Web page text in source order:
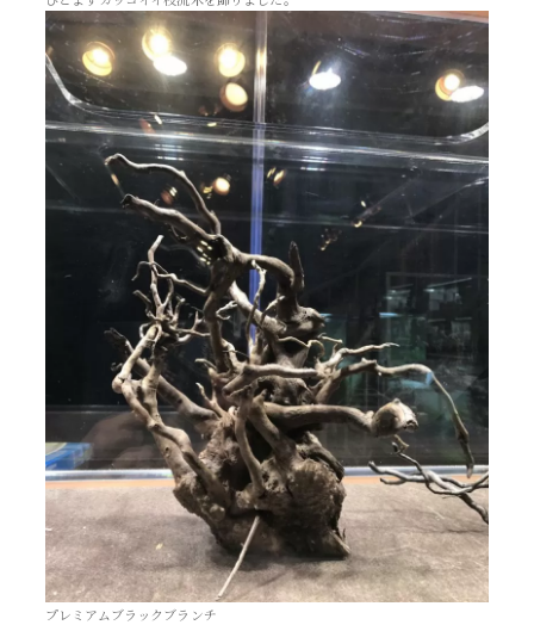
プレミアムブラックブランチ